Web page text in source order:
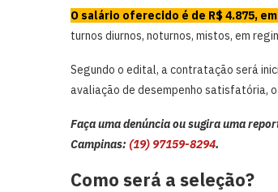
O salário oferecido é de R$ 4.875,
turnos diurnos, noturnos, mistos, em
Segundo o edital, a contratação será
avaliação de desempenho satisfatória,
Faça uma denúncia ou sugira uma
Campinas: (19) 97159-8294.
Como será a seleção?